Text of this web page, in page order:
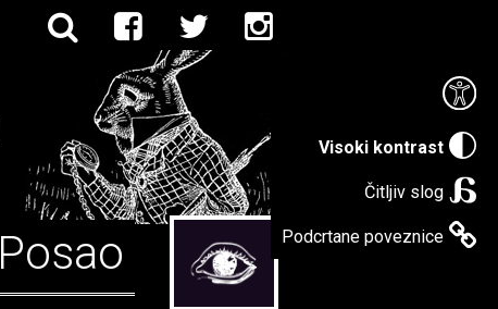
Visoki kontrast
Čitljiv slog
Podcrtane poveznice
Posao